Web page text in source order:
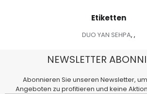
Etiketten
DUO YAN SEHPA, ,
NEWSLETTER
Abonnieren Sie unseren Newsletter,
Angeboten zu profitieren und keine